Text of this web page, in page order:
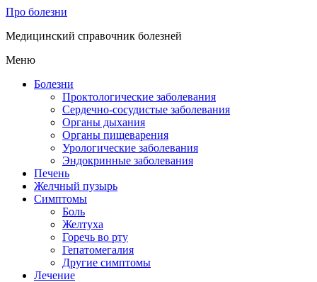
Про болезни
Медицинский справочник болезней
Меню
Болезни
Проктологические заболевания
Сердечно-сосудистые заболевания
Органы дыхания
Органы пищеварения
Урологические заболевания
Эндокринные заболевания
Печень
Желчный пузырь
Симптомы
Боль
Желтуха
Горечь во рту
Гепатомегалия
Другие симптомы
Лечение